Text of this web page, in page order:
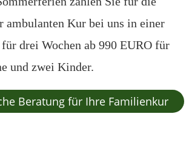
ambulanten Kur bei uns in einer
drei Wochen ab 990 EURO für
und zwei Kinder.
Beratung für Ihre Familienkur